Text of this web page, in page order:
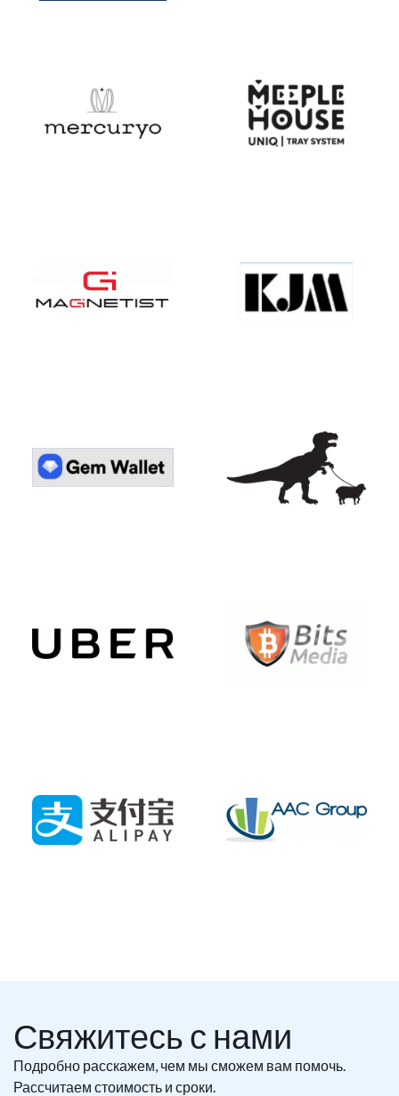
Свяжитесь с нами
Подробно расскажем, чем мы сможем вам помочь.
Рассчитаем стоимость и сроки.